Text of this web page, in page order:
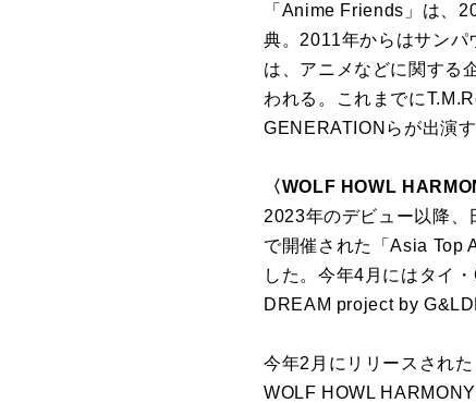
「Anime Friends」は、
典。2011年からはサンパ
は、アニメなどに関する
われる。これまでに
GENERATIONらが出演
〈WOLF HOWL
2023年のデビュー以降
で開催された「Asia Top
した。今年4月にはタイ
DREAM project by
今年2月にリリースされ
WOLF HOWL